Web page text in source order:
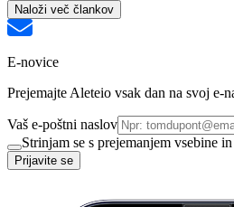
Naloži več člankov
E-novice
Prejemajte Aleteio vsak dan na svoj e-
Vaš e-poštni naslov
Strinjam se s prejemanjem vsebine in
Prijavite se